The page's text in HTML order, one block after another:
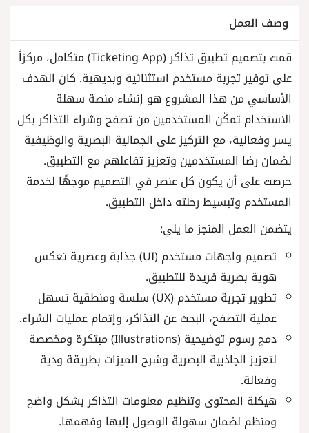
وصف العمل
قمت بتصميم تطبيق تذاكر (Ticketing App) متكامل، مركزاً
على توفير تجربة مستخدم استثنائية وبديهية. كان الهدف
الأساسي من هذا المشروع هو إنشاء منصة سهلة
الاستخدام تمكّن المستخدمين من تصفح وشراء التذاكر بكل
يسر وفعالية، مع التركيز على الجمالية البصرية والوظيفية
لضمان رضا المستخدمين وتعزيز تفاعلهم مع التطبيق.
حرصت على أن يكون كل عنصر في التصميم موجهًا لخدمة
المستخدم وتبسيط رحلته داخل التطبيق.
يتضمن العمل المنجز ما يلي:
تصميم واجهات مستخدم (UI) جذابة وعصرية تعكس
هوية بصرية فريدة للتطبيق.
تطوير تجربة مستخدم (UX) سلسة ومنطقية تسهل
عملية التصفح، البحث عن التذاكر، وإتمام عمليات الشراء.
دمج رسوم توضيحية (Illustrations) مبتكرة ومخصصة
لتعزيز الجاذبية البصرية وشرح الميزات بطريقة ودية
وفعالة.
هيكلة المحتوى وتنظيم معلومات التذاكر بشكل واضح
ومنظم لضمان سهولة الوصول إليها وفهمها.